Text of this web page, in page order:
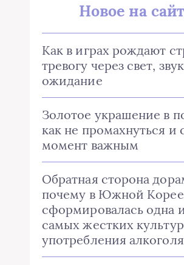
Новое на
Как в играх рождают
тревогу через свет,
ожидание
Золотое украшение в
как не промахнуться и
момент важным
Обратная сторона
почему в Южной Корее
сформировалась одна
самых жестких культур
употребления